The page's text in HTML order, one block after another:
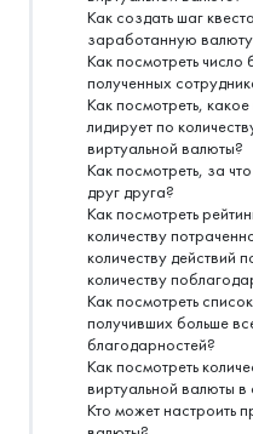
Как создать шаг
заработанную
Как посмотреть число
полученных
Как посмотреть,
лидирует по
виртуальной валюты?
Как посмотреть, за
друг друга?
Как посмотреть
количеству
количеству действий
количеству
Как посмотреть
получивших больше
благодарностей?
Как посмотреть
виртуальной валюты в
Кто может настроить